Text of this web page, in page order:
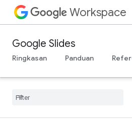
Workspace
Google Slides
Ringkasan Panduan